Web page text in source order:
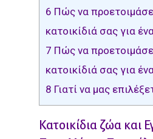
6 Πώς να
κατοικίδιά σας για
7 Πώς να
κατοικίδιά σας για
8 Γιατί να μας
Κατοικίδια ζώα και